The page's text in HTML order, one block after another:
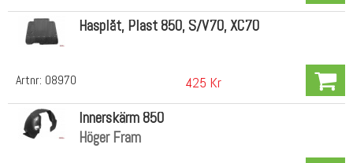
Artnr: 08970
Hasplåt, Plast 850, S/V70, XC70
425 Kr
Innerskärm 850
Höger Fram